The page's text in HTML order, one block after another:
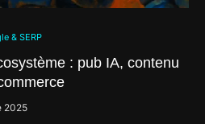
& SERP
: pub IA, contenu
2025